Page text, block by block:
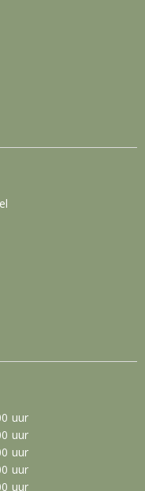
uur
uur
uur
uur
uur